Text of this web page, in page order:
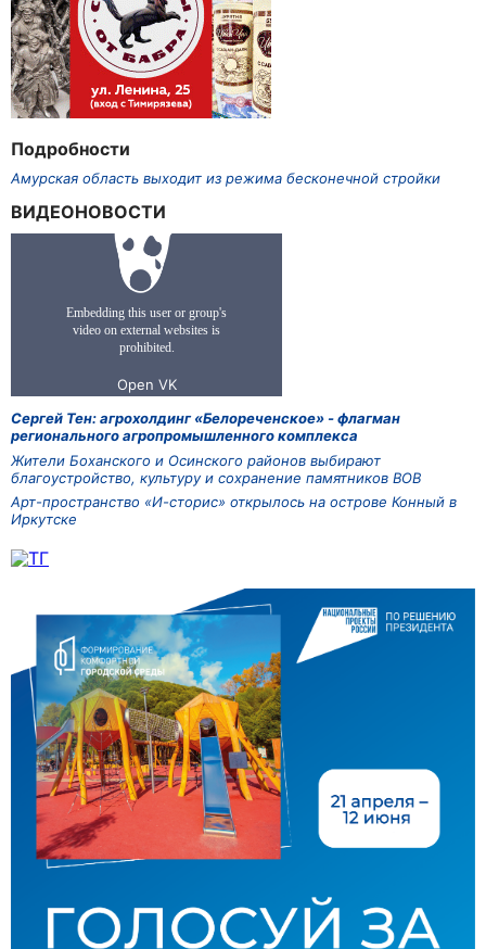
Подробности
Амурская область выходит из режима бесконечной стройки
ВИДЕОНОВОСТИ
Сергей Тен: агрохолдинг «Белореченское» - флагман
регионального агропромышленного комплекса
Жители Боханского и Осинского районов выбирают
благоустройство, культуру и сохранение памятников ВОВ
Арт-пространство «И-сторис» открылось на острове Конный в
Иркутске